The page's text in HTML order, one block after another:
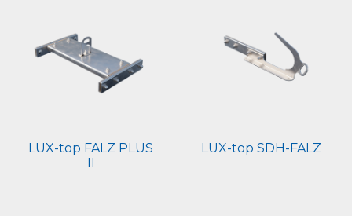
LUX-top FALZ PLUS
II
LUX-top SDH-FALZ